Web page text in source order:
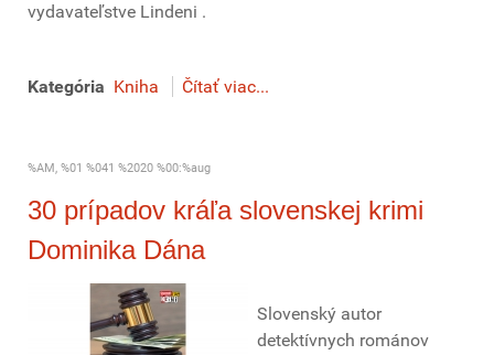
vydavateľstve Lindeni .
Kategória Kniha Čítať viac...
%AM, %01 %041 %2020 %00:%aug
30 prípadov kráľa slovenskej krimi
Dominika Dána
Slovenský autor
detektívnych románov